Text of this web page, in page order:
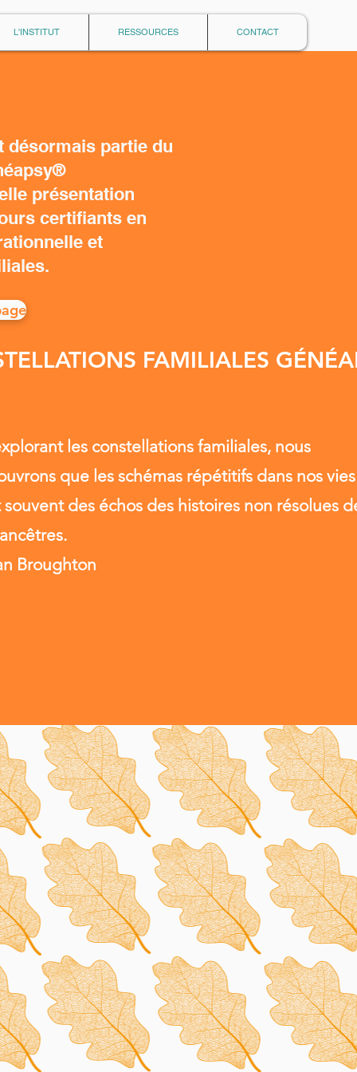
L'INSTITUT RESSOURCES CONTACT
FAMILIALES
les constellations familiales, nous
que les schémas répétitifs dans nos vies
souvent des échos des histoires non résolues
Broughton
désormais partie du
présentation
certifiants en
et